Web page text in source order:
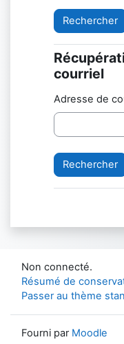
courriel
Adresse de
Non connecté.
Résumé de
Passer au thème
Fourni par Moodle